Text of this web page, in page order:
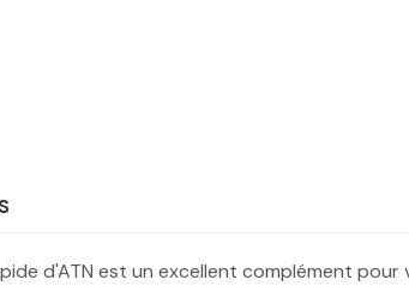
d'ATN est un excellent complément pour